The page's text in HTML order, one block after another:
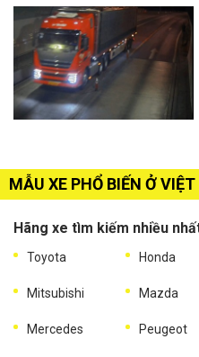
MẪU XE PHỔ BIẾN Ở
Hãng xe tìm kiếm nhiều
Toyota Honda
Mitsubishi Mazda
Mercedes Peugeot